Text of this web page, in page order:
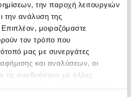
την παροχή λειτουργιών
την ανάλυση της
μοιραζόμαστε
τον τρόπο που
μας με συνεργάτες
και αναλύσεων, οι
τις συνδυάσουν με άλλες
Aberlour Distillery